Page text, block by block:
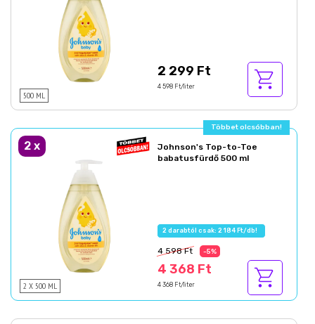
500 ML
2 299 Ft
4 598 Ft/liter
Többet olcsóbban!
2 x
2 X 500 ML
Johnson's Top-to-Toe
babatusfürdő 500 ml
2 darabtól csak: 2 184 Ft/db!
4 598 Ft -5%
4 368 Ft
4 368 Ft/liter